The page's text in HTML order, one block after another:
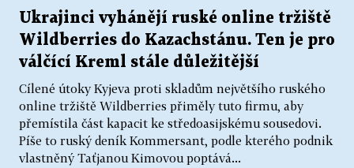
Ukrajinci vyhánějí ruské online tržiště
Wildberries do Kazachstánu. Ten je pro
válčící Kreml stále důležitější
Cílené útoky Kyjeva proti skladům největšího ruského
online tržiště Wildberries přiměly tuto firmu, aby
přemístila část kapacit ke středoasijskému sousedovi.
Píše to ruský deník Kommersant, podle kterého podnik
vlastněný Taťjanou Kimovou poptává...